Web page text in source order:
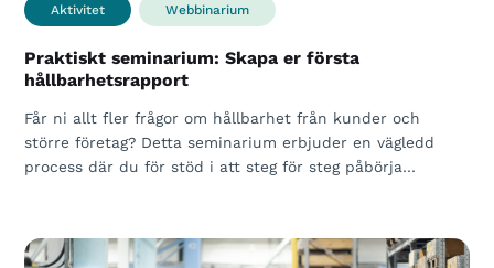
Aktivitet Webbinarium
Praktiskt seminarium: Skapa er första
hållbarhetsrapport
Får ni allt fler frågor om hållbarhet från kunder och
större företag? Detta seminarium erbjuder en vägledd
process där du för stöd i att steg för steg påbörja…